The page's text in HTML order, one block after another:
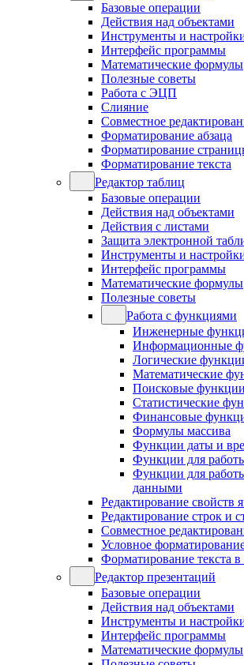
Базовые операции
Действия над объектами
Инструменты и
Интерфейс программы
Математические формулы
Полезные советы
Работа с ЭЦП
Слияние
Совместное
Форматирование абзаца
Форматирование
Форматирование текста
Редактор таблиц
Базовые операции
Действия над объектами
Действия с листами
Защита электронной
Инструменты и
Интерфейс программы
Математические формулы
Полезные советы
Работа с функциями
Инженерные
Информационные
Логические
Математические
Поисковые функции
Статистические
Финансовые
Формулы массива
Функции даты и
Функции для
Функции для
данными
Редактирование свойств
Редактирование строк и
Совместное
Условное
Форматирование текста в
Редактор презентаций
Базовые операции
Действия над объектами
Инструменты и
Интерфейс программы
Математические формулы